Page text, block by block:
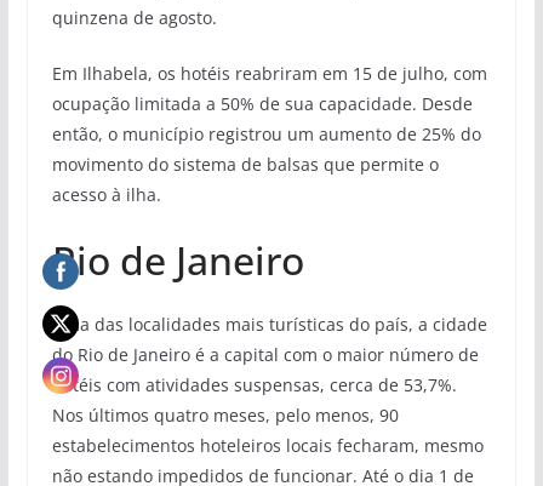
quinzena de agosto.
Em Ilhabela, os hotéis reabriram em 15 de julho, com
ocupação limitada a 50% de sua capacidade. Desde
então, o município registrou um aumento de 25% do
movimento do sistema de balsas que permite o
acesso à ilha.
Rio de Janeiro
Uma das localidades mais turísticas do país, a cidade
do Rio de Janeiro é a capital com o maior número de
hotéis com atividades suspensas, cerca de 53,7%.
Nos últimos quatro meses, pelo menos, 90
estabelecimentos hoteleiros locais fecharam, mesmo
não estando impedidos de funcionar. Até o dia 1 de